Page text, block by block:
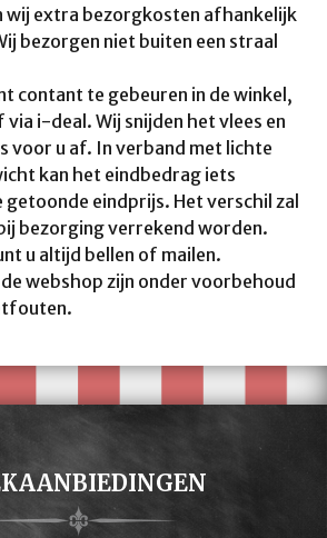
wij extra bezorgkosten afhankelijk
bezorgen niet buiten een straal
contant te gebeuren in de winkel,
i-deal. Wij snijden het vlees en
voor u af. In verband met lichte
kan het eindbedrag iets
getoonde eindprijs. Het verschil zal
bezorging verrekend worden.
u altijd bellen of mailen.
webshop zijn onder voorbehoud